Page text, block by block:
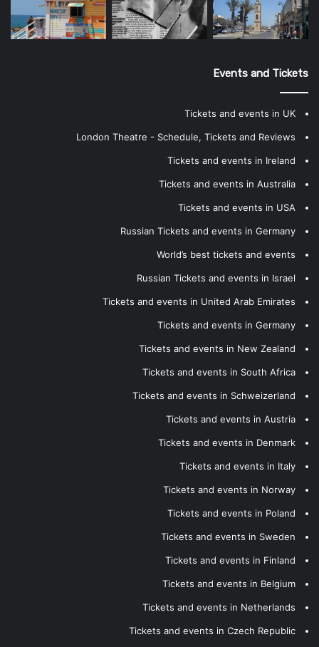
Events and Tickets
Tickets and events in UK
London Theatre - Schedule, Tickets and Reviews
Tickets and events in Ireland
Tickets and events in Australia
Tickets and events in USA
Russian Tickets and events in Germany
World’s best tickets and events
Russian Tickets and events in Israel
Tickets and events in United Arab Emirates
Tickets and events in Germany
Tickets and events in New Zealand
Tickets and events in South Africa
Tickets and events in Schweizerland
Tickets and events in Austria
Tickets and events in Denmark
Tickets and events in Italy
Tickets and events in Norway
Tickets and events in Poland
Tickets and events in Sweden
Tickets and events in Finland
Tickets and events in Belgium
Tickets and events in Netherlands
Tickets and events in Czech Republic